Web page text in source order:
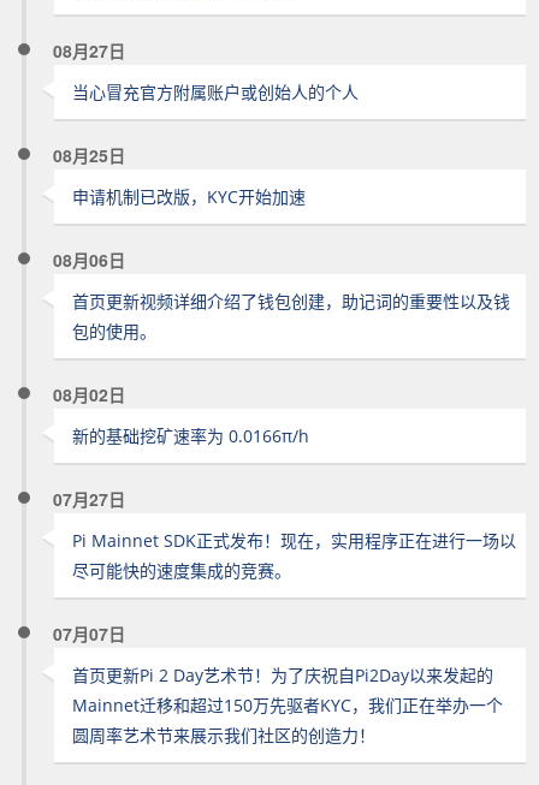
08月27日
当心冒充官方附属账户或创始人的个人
08月25日
申请机制已改版，KYC开始加速
08月06日
首页更新视频详细介绍了钱包创建，助记词的重要性以及钱
包的使用。
08月02日
新的基础挖矿速率为 0.0166π/h
07月27日
Pi Mainnet SDK正式发布！现在，实用程序正在进行一场以
尽可能快的速度集成的竞赛。
07月07日
首页更新Pi 2 Day艺术节！为了庆祝自Pi2Day以来发起的
Mainnet迁移和超过150万先驱者KYC，我们正在举办一个
圆周率艺术节来展示我们社区的创造力！